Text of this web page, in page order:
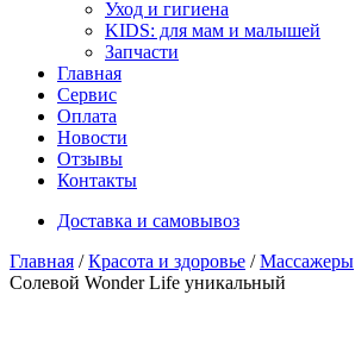
Уход и гигиена
KIDS: для мам и малышей
Запчасти
Главная
Сервис
Оплата
Новости
Отзывы
Контакты
Доставка и самовывоз
Главная /Красота и здоровье /Массажеры
Солевой Wonder Life уникальный